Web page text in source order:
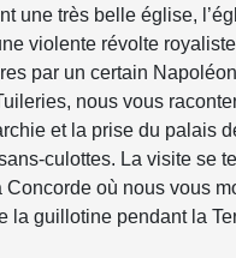
une très belle église,
violente révolte
par un certain Napoléon
nous vous
et la prise du palais
culottes. La visite se
Concorde où nous vous
la guillotine pendant la